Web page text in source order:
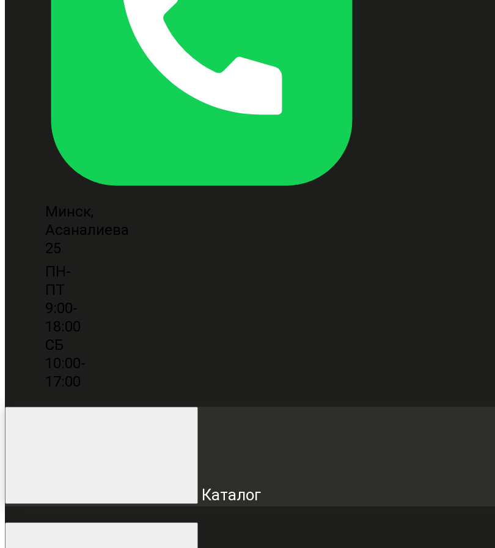
Минск,
Асаналиева
25
ПН-
ПТ
9:00-
18:00
СБ
10:00-
17:00
Каталог